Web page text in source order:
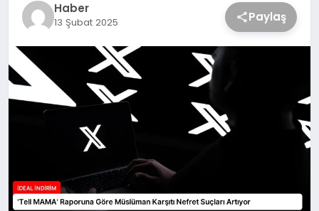
Haber
13 Şubat 2025 Paylaş